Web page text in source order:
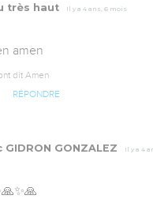
très haut Il y a 4 ans, 6 mois
amen
dit Amen
RÉPONDRE
GONZALEZ Il y a 4